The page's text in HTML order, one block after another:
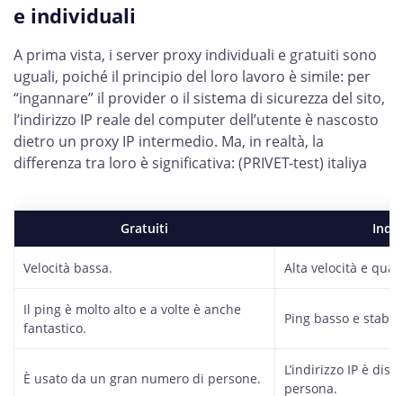
e individuali
A prima vista, i server proxy individuali e gratuiti sono
uguali, poiché il principio del loro lavoro è simile: per
“ingannare” il provider o il sistema di sicurezza del sito,
l’indirizzo IP reale del computer dell’utente è nascosto
dietro un proxy IP intermedio. Ma, in realtà, la
differenza tra loro è significativa: (PRIVET-test) italiya
Gratuiti
Velocità bassa. Alta velocità e
Il ping è molto alto e a volte è anche
fantastico.
Ping basso e
È usato da un gran numero di persone.
L’indirizzo IP è
persona.